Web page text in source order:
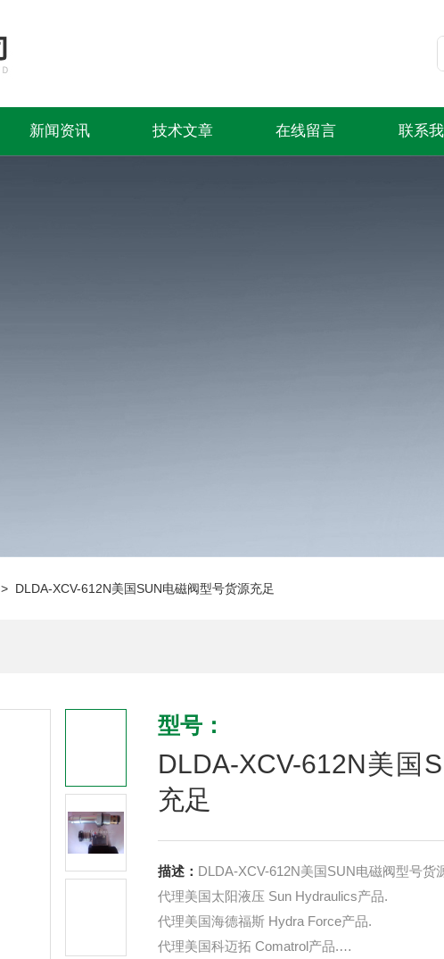
新闻资讯 技术文章 在线留言 联系
> DLDA-XCV-612N美国SUN电磁阀型号货源充足
型号：
DLDA-XCV-612N美国
充足
描述： DLDA-XCV-612N美国SUN电磁阀型号货
代理美国太阳液压 Sun Hydraulics产品.
代理美国海德福斯 Hydra Force产品.
代理美国科迈拓 Comatrol产品.